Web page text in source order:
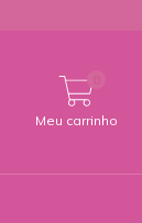
Meu carrinho